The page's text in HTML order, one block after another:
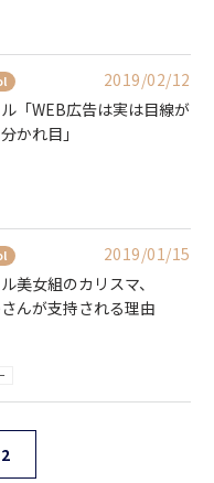
2019/02/12
「WEB広告は実は目線が
かれ目」
2019/01/15
美女組のカリスマ、
んが支持される理由
2